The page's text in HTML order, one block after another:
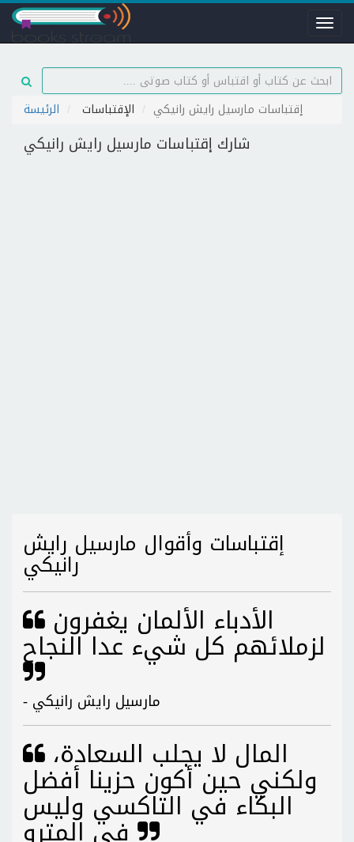
Toggle
الرئيسة الإقتباسات إقتباسات مارسيل رايش رانيكي
شارك إقتباسات مارسيل رايش رانيكي
إقتباسات وأقوال مارسيل رايش
رانيكي
لزملائهم كل شيء عدا النجاح
- مارسيل رايش رانيكي
ولكني حين أكون حزينا أفضل
البكاء في التاكسي وليس